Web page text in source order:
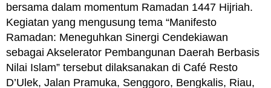
bersama dalam momentum Ramadan 1447 Hijriah.
Kegiatan yang mengusung tema “Manifesto
Ramadan: Meneguhkan Sinergi Cendekiawan
sebagai Akselerator Pembangunan Daerah Berbasis
Nilai Islam” tersebut dilaksanakan di Café Resto
D’Ulek, Jalan Pramuka, Senggoro, Bengkalis, Riau,